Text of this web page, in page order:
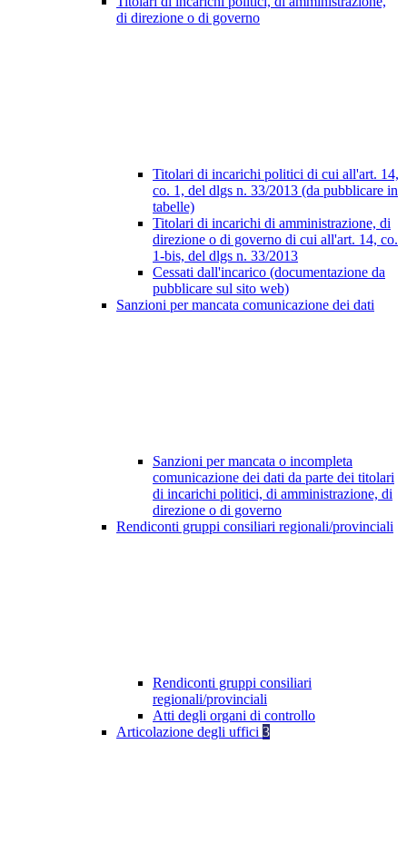
di direzione o di governo
Titolari di incarichi politici di cui all'art. 14,
co. 1, del dlgs n. 33/2013 (da pubblicare in
tabelle)
Titolari di incarichi di amministrazione, di
direzione o di governo di cui all'art. 14, co.
1-bis, del dlgs n. 33/2013
Cessati dall'incarico (documentazione da
pubblicare sul sito web)
Sanzioni per mancata comunicazione dei dati
Sanzioni per mancata o incompleta
comunicazione dei dati da parte dei titolari
di incarichi politici, di amministrazione, di
direzione o di governo
Rendiconti gruppi consiliari regionali/provinciali
Rendiconti gruppi consiliari
regionali/provinciali
Atti degli organi di controllo
Articolazione degli uffici 3